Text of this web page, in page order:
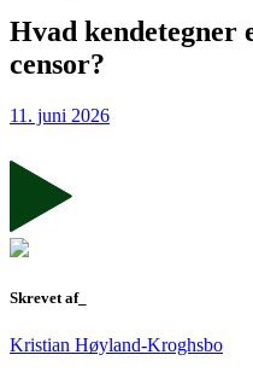
Hvad kendetegner
censor?
11. juni 2026
Skrevet af_
Kristian Høyland-Kroghsbo